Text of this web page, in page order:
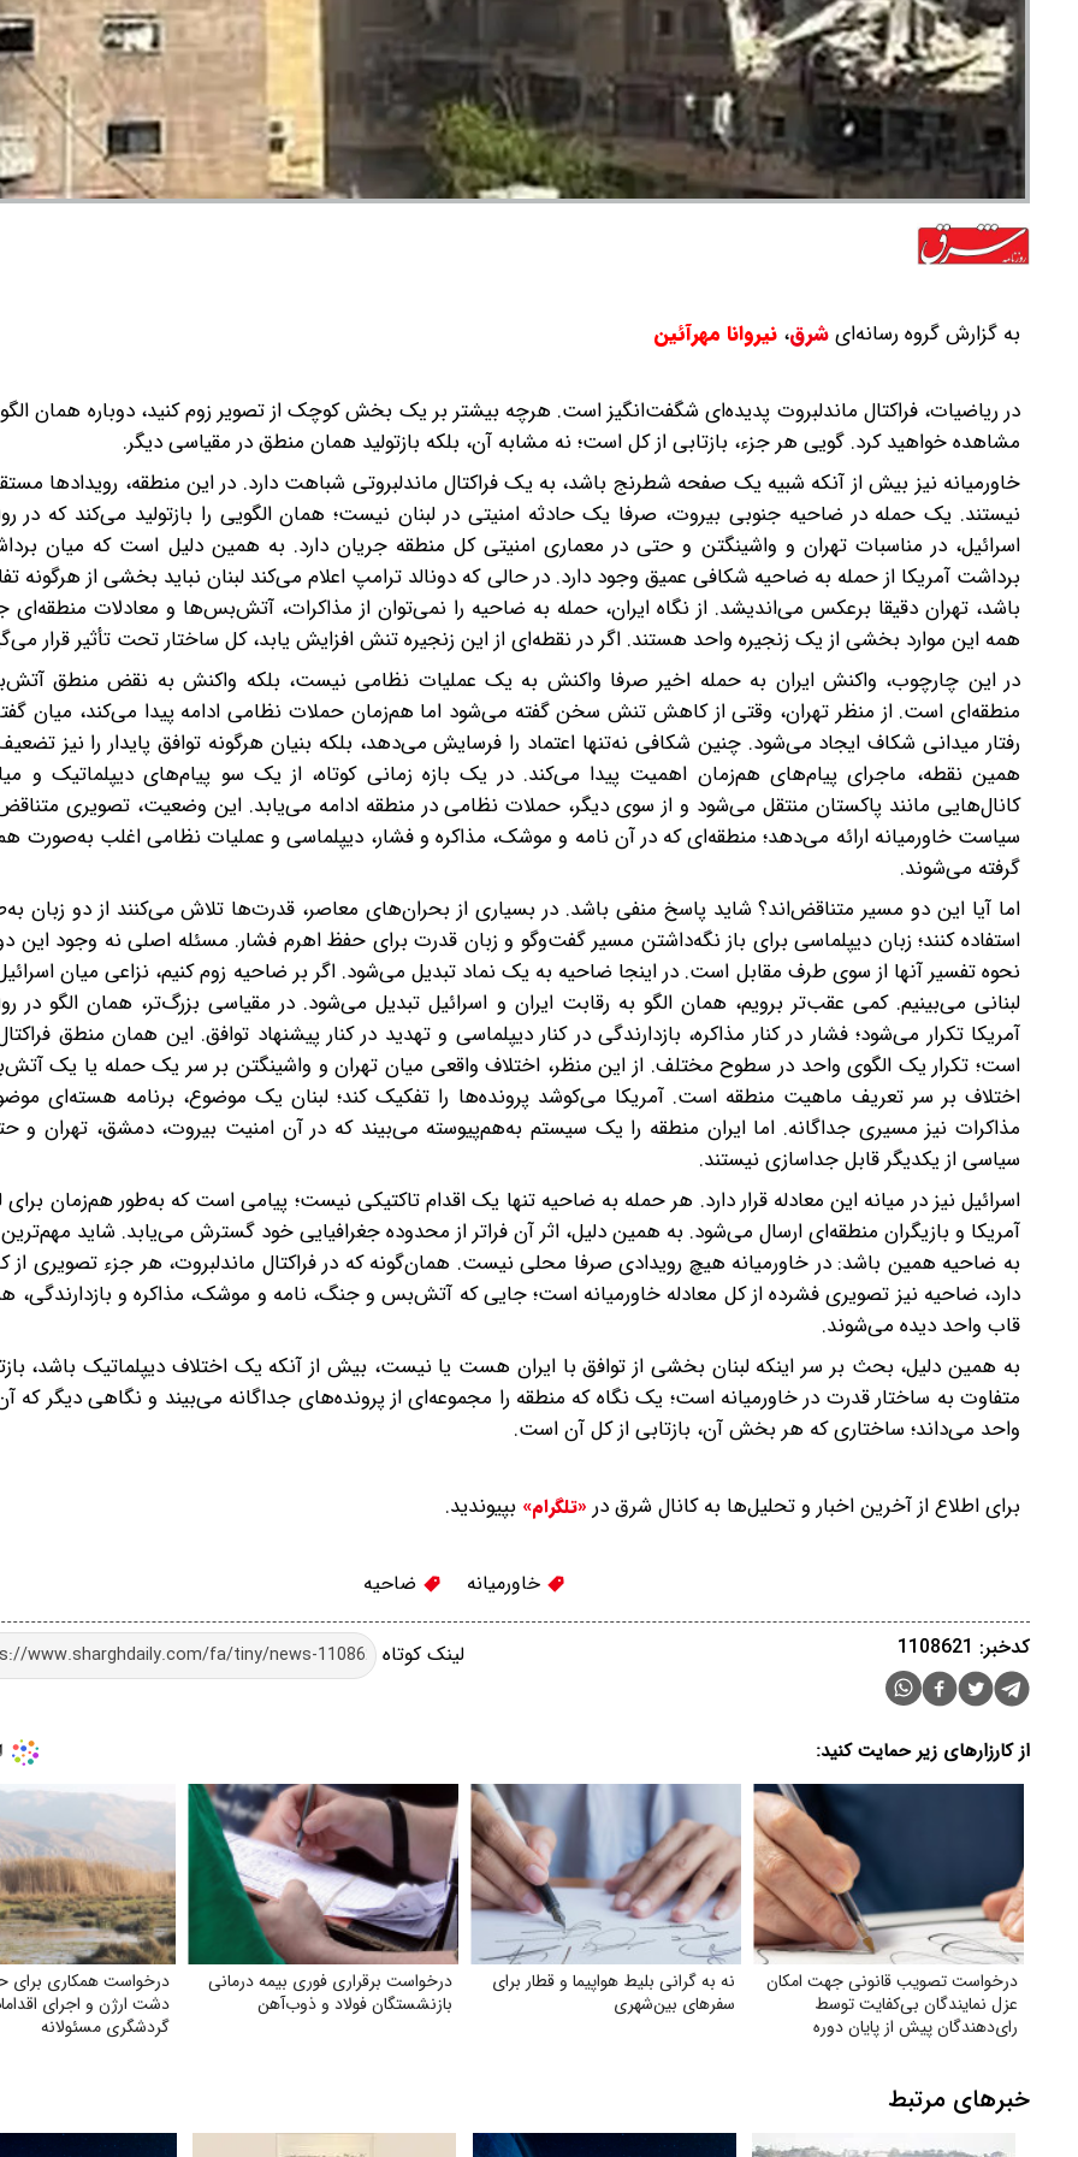
به گزارش گروه رسانه‌ایشرق، نیروانا مهرآئین
در ریاضیات، فراکتال ماندلبروت پدیده‌ای شگفت‌انگیز است. هرچه بیشتر بر یک بخش کوچک از تصویر زوم کنید، دوباره همان
مشاهده خواهید کرد. گویی هر جزء، بازتابی از کل است؛ نه مشابه آن، بلکه بازتولید همان منطق در مقیاسی دیگر.
خاورمیانه نیز بیش از آنکه شبیه یک صفحه شطرنج باشد، به یک فراکتال ماندلبروتی شباهت دارد. در این منطقه، رویدادها
نیستند. یک حمله در ضاحیه جنوبی بیروت، صرفا یک حادثه امنیتی در لبنان نیست؛ همان الگویی را بازتولید می‌کند که در
اسرائیل، در مناسبات تهران و واشینگتن و حتی در معماری امنیتی کل منطقه جریان دارد. به همین دلیل است که میان
برداشت آمریکا از حمله به ضاحیه شکافی عمیق وجود دارد. در حالی که دونالد ترامپ اعلام می‌کند لبنان نباید بخشی از هرگونه
باشد، تهران دقیقا برعکس می‌اندیشد. از نگاه ایران، حمله به ضاحیه را نمی‌توان از مذاکرات، آتش‌بس‌ها و معادلات منطقه‌ای
همه این موارد بخشی از یک زنجیره واحد هستند. اگر در نقطه‌ای از این زنجیره تنش افزایش یابد، کل ساختار تحت تأثیر قرار
در این چارچوب، واکنش ایران به حمله اخیر صرفا واکنش به یک عملیات نظامی نیست، بلکه واکنش به نقض منطق
منطقه‌ای است. از منظر تهران، وقتی از کاهش تنش سخن گفته می‌شود اما هم‌زمان حملات نظامی ادامه پیدا می‌کند، میان
رفتار میدانی شکاف ایجاد می‌شود. چنین شکافی نه‌تنها اعتماد را فرسایش می‌دهد، بلکه بنیان هرگونه توافق پایدار را نیز
همین نقطه، ماجرای پیام‌های هم‌زمان اهمیت پیدا می‌کند. در یک بازه زمانی کوتاه، از یک سو پیام‌های دیپلماتیک و
کانال‌هایی مانند پاکستان منتقل می‌شود و از سوی دیگر، حملات نظامی در منطقه ادامه می‌یابد. این وضعیت، تصویری متناقض
سیاست خاورمیانه ارائه می‌دهد؛ منطقه‌ای که در آن نامه و موشک، مذاکره و فشار، دیپلماسی و عملیات نظامی اغلب به‌صورت
گرفته می‌شوند.
اما آیا این دو مسیر متناقض‌اند؟ شاید پاسخ منفی باشد. در بسیاری از بحران‌های معاصر، قدرت‌ها تلاش می‌کنند از دو زبان
استفاده کنند؛ زبان دیپلماسی برای باز نگه‌داشتن مسیر گفت‌وگو و زبان قدرت برای حفظ اهرم فشار. مسئله اصلی نه وجود این
نحوه تفسیر آنها از سوی طرف مقابل است. در اینجا ضاحیه به یک نماد تبدیل می‌شود. اگر بر ضاحیه زوم کنیم، نزاعی میان
لبنانی می‌بینیم. کمی عقب‌تر برویم، همان الگو به رقابت ایران و اسرائیل تبدیل می‌شود. در مقیاسی بزرگ‌تر، همان الگو در
آمریکا تکرار می‌شود؛ فشار در کنار مذاکره، بازدارندگی در کنار دیپلماسی و تهدید در کنار پیشنهاد توافق. این همان منطق
است؛ تکرار یک الگوی واحد در سطوح مختلف. از این منظر، اختلاف واقعی میان تهران و واشینگتن بر سر یک حمله یا یک
اختلاف بر سر تعریف ماهیت منطقه است. آمریکا می‌کوشد پرونده‌ها را تفکیک کند؛ لبنان یک موضوع، برنامه هسته‌ای
مذاکرات نیز مسیری جداگانه. اما ایران منطقه را یک سیستم به‌هم‌پیوسته می‌بیند که در آن امنیت بیروت، دمشق، تهران و
سیاسی از یکدیگر قابل جداسازی نیستند.
اسرائیل نیز در میانه این معادله قرار دارد. هر حمله به ضاحیه تنها یک اقدام تاکتیکی نیست؛ پیامی است که به‌طور هم‌زمان برای
آمریکا و بازیگران منطقه‌ای ارسال می‌شود. به همین دلیل، اثر آن فراتر از محدوده جغرافیایی خود گسترش می‌یابد. شاید
به ضاحیه همین باشد: در خاورمیانه هیچ رویدادی صرفا محلی نیست. همان‌گونه که در فراکتال ماندلبروت، هر جزء تصویری از
دارد، ضاحیه نیز تصویری فشرده از کل معادله خاورمیانه است؛ جایی که آتش‌بس و جنگ، نامه و موشک، مذاکره و
قاب واحد دیده می‌شوند.
به همین دلیل، بحث بر سر اینکه لبنان بخشی از توافق با ایران هست یا نیست، بیش از آنکه یک اختلاف دیپلماتیک باشد،
متفاوت به ساختار قدرت در خاورمیانه است؛ یک نگاه که منطقه را مجموعه‌ای از پرونده‌های جداگانه می‌بیند و نگاهی دیگر که آن
واحد می‌داند؛ ساختاری که هر بخش آن، بازتابی از کل آن است.
برای اطلاع از آخرین اخبار و تحلیل‌ها به کانال شرق در «تلگرام» بپیوندید.
خاورمیانه ضاحیه
لینک کوتاه کدخبر: 1108621
از کارزارهای زیر حمایت کنید:
درخواست تصویب قانونی جهت امکان
عزل نمایندگان بی‌کفایت توسط
رای‌دهندگان پیش از پایان دوره
نه به گرانی بلیط هواپیما و قطار برای
سفرهای بین‌شهری
درخواست برقراری فوری بیمه درمانی
بازنشستگان فولاد و ذوب‌آهن
درخواست همکاری برای
دشت ارژن و اجرای
گردشگری مسئولانه
خبرهای مرتبط